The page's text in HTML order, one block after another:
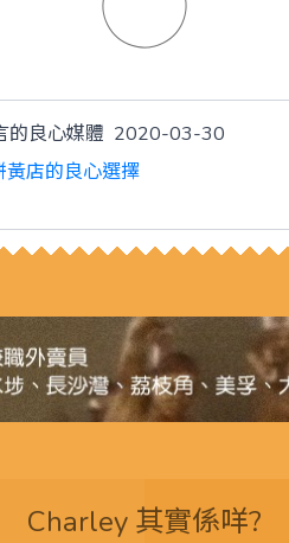
的良心媒體 2020-03-30
店的良心選擇
Charley 其實係咩?